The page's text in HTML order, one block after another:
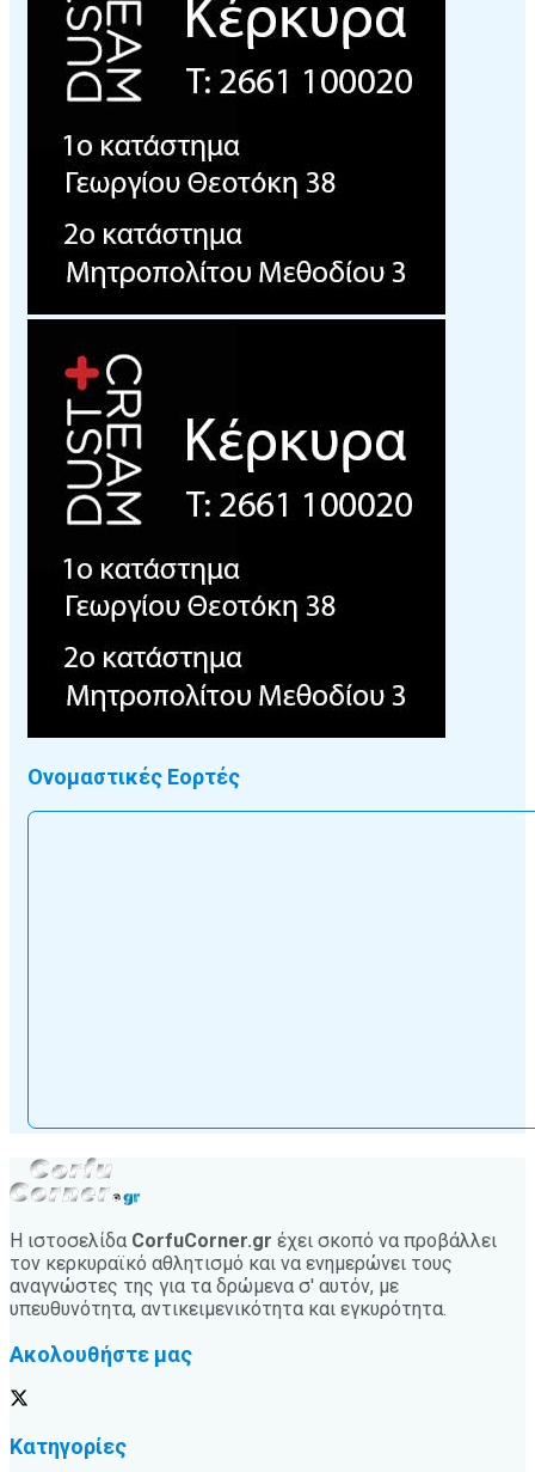
Ονομαστικές Εορτές
Η ιστοσελίδα CorfuCorner.gr έχει σκοπό να προβάλλει
τον κερκυραϊκό αθλητισμό και να ενημερώνει τους
αναγνώστες της για τα δρώμενα σ' αυτόν, με
υπευθυνότητα, αντικειμενικότητα και εγκυρότητα.
Ακολουθήστε μας
Κατηγορίες